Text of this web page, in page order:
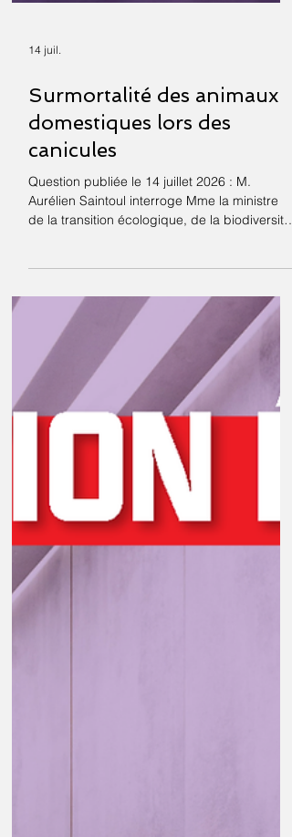
14 juil.
domestiques lors des
canicules
Question publiée le 14 juillet 2026 : M.
Aurélien Saintoul interroge Mme la ministre
de la transition écologique, de la biodiversité
et des négociations internationales sur le
climat et la nature sur la surmortalité des
animaux domestiques lors des épisodes
caniculaires. La canicule qui a frappé la
France à la fin du mois de juin 2026 a
rappelé que le dérèglement climatique
frappe également les millions d'animaux
domestiques présents dans les foyers
français. Selon le baromè